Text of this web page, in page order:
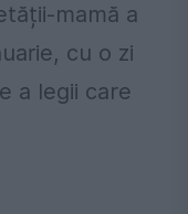
mamă a
cu o zi
a legii care